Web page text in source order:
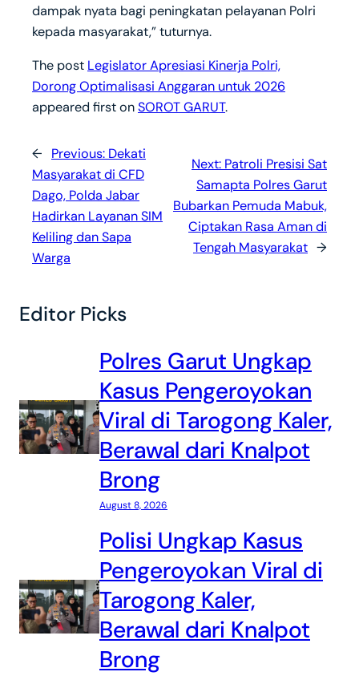
dampak nyata bagi peningkatan pelayanan Polri
kepada masyarakat,” tuturnya.
The post Legislator Apresiasi Kinerja Polri,
Dorong Optimalisasi Anggaran untuk 2026
appeared first onSOROT GARUT.
← Previous: Dekati
Masyarakat di CFD
Dago, Polda Jabar
Hadirkan Layanan SIM
Keliling dan Sapa
Warga
Next: Patroli Presisi Sat
Samapta Polres Garut
Bubarkan Pemuda Mabuk,
Ciptakan Rasa Aman di
Tengah Masyarakat →
Editor Picks
Polres Garut Ungkap
Kasus Pengeroyokan
Viral di Tarogong Kaler,
Berawal dari Knalpot
Brong
August 8, 2026
Polisi Ungkap Kasus
Pengeroyokan Viral di
Tarogong Kaler,
Berawal dari Knalpot
Brong